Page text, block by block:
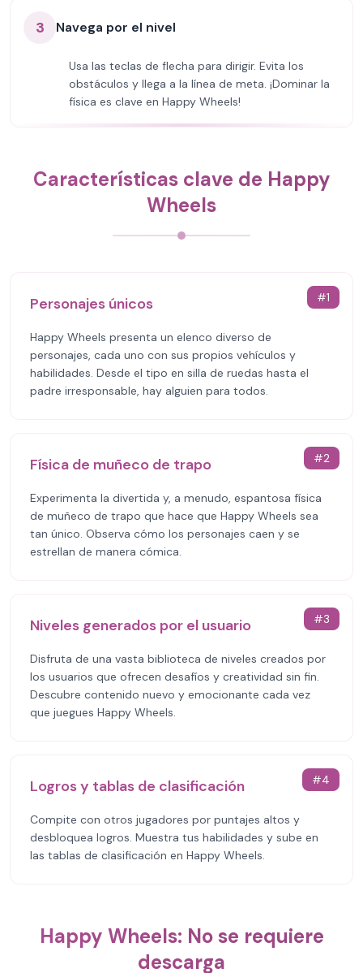
3 Navega por el nivel
Usa las teclas de flecha para dirigir. Evita los
obstáculos y llega a la línea de meta. ¡Dominar la
física es clave en Happy Wheels!
Características clave de Happy
Wheels
#1
Personajes únicos
Happy Wheels presenta un elenco diverso de
personajes, cada uno con sus propios vehículos y
habilidades. Desde el tipo en silla de ruedas hasta el
padre irresponsable, hay alguien para todos.
#2
Física de muñeco de trapo
Experimenta la divertida y, a menudo, espantosa física
de muñeco de trapo que hace que Happy Wheels sea
tan único. Observa cómo los personajes caen y se
estrellan de manera cómica.
#3
Niveles generados por el usuario
Disfruta de una vasta biblioteca de niveles creados por
los usuarios que ofrecen desafíos y creatividad sin fin.
Descubre contenido nuevo y emocionante cada vez
que juegues Happy Wheels.
#4
Logros y tablas de clasificación
Compite con otros jugadores por puntajes altos y
desbloquea logros. Muestra tus habilidades y sube en
las tablas de clasificación en Happy Wheels.
Happy Wheels: No se requiere
descarga